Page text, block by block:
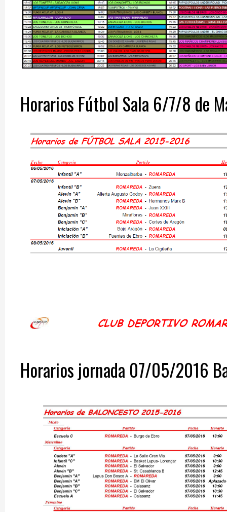
Horarios Fútbol Sala 6/7/8 de
Horarios jornada 07/05/2016